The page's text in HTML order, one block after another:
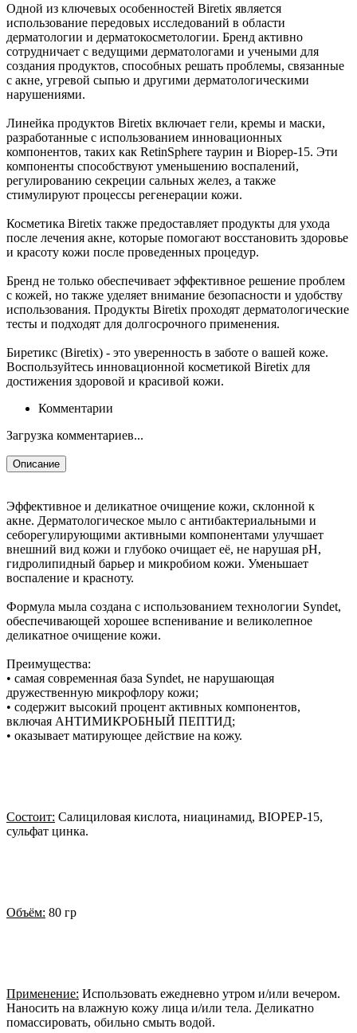
Одной из ключевых особенностей Biretix является
использование передовых исследований в области
дерматологии и дерматокосметологии. Бренд активно
сотрудничает с ведущими дерматологами и учеными для
создания продуктов, способных решать проблемы, связанные
с акне, угревой сыпью и другими дерматологическими
нарушениями.
Линейка продуктов Biretix включает гели, кремы и маски,
разработанные с использованием инновационных
компонентов, таких как RetinSphere таурин и Biopep-15. Эти
компоненты способствуют уменьшению воспалений,
регулированию секреции сальных желез, а также
стимулируют процессы регенерации кожи.
Косметика Biretix также предоставляет продукты для ухода
после лечения акне, которые помогают восстановить здоровье
и красоту кожи после проведенных процедур.
Бренд не только обеспечивает эффективное решение проблем
с кожей, но также уделяет внимание безопасности и удобству
использования. Продукты Biretix проходят дерматологические
тесты и подходят для долгосрочного применения.
Биретикс (Biretix) - это уверенность в заботе о вашей коже.
Воспользуйтесь инновационной косметикой Biretix для
достижения здоровой и красивой кожи.
Комментарии
Загрузка комментариев...
Описание
Эффективное и деликатное очищение кожи, склонной к
акне. Дерматологическое мыло с антибактериальными и
себорегулирующими активными компонентами улучшает
внешний вид кожи и глубоко очищает её, не нарушая pH,
гидролипидный барьер и микробиом кожи. Уменьшает
воспаление и красноту.
Формула мыла создана с использованием технологии Syndet,
обеспечивающей хорошее вспенивание и великолепное
деликатное очищение кожи.
Преимущества:
• самая современная база Syndet, не нарушающая
дружественную микрофлору кожи;
• содержит высокий процент активных компонентов,
включая АНТИМИКРОБНЫЙ ПЕПТИД;
• оказывает матирующее действие на кожу.
Состоит: Салициловая кислота, ниацинамид, BIOPEP-15,
сульфат цинка.
Объём: 80 гр
Применение: Использовать ежедневно утром и/или вечером.
Наносить на влажную кожу лица и/или тела. Деликатно
помассировать, обильно смыть водой.